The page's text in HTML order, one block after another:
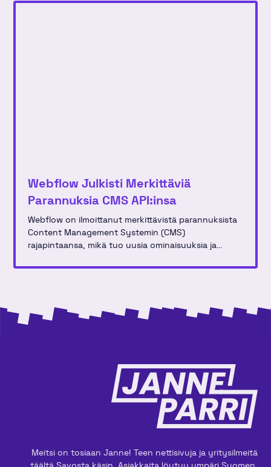
Webflow Julkisti Merkittäviä
Parannuksia CMS API:insa
Webflow on ilmoittanut merkittävistä parannuksista
Content Management Systemin (CMS)
rajapintaansa, mikä tuo uusia ominaisuuksia ja
hallinnoivat verkkosivustoja käyttäen tätä alustaa.
joustavampaa.
Meitsi on tosiaan Janne! Teen nettisivuja ja yritysilmeitä